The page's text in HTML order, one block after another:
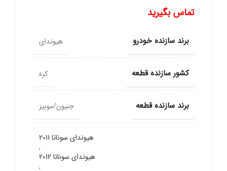
تماس بگیرید
برند سازنده خودرو هیوندای
کشور سازنده قطعه کره
برند سازنده قطعه جنیون/موبیز
هیوندای سوناتا 2011
,
هیوندای سوناتا 2012
,